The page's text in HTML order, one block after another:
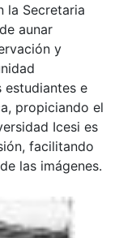
la Secretaria
aunar
y
estudiantes e
propiciando el
Icesi es
facilitando
las imágenes.